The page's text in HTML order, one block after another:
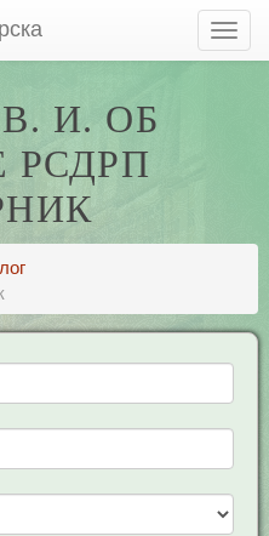
И. ОБ
РСДРП